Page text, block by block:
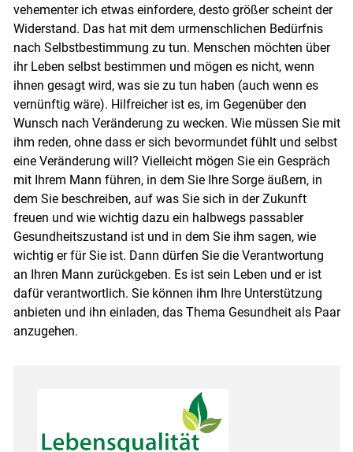
vehementer ich etwas einfordere, desto größer scheint der
Widerstand. Das hat mit dem urmenschlichen Bedürfnis
nach Selbstbestimmung zu tun. Menschen möchten über
ihr Leben selbst bestimmen und mögen es nicht, wenn
ihnen gesagt wird, was sie zu tun haben (auch wenn es
vernünftig wäre). Hilfreicher ist es, im Gegenüber den
Wunsch nach Veränderung zu wecken. Wie müssen Sie mit
ihm reden, ohne dass er sich bevormundet fühlt und selbst
eine Veränderung will? Vielleicht mögen Sie ein Gespräch
mit Ihrem Mann führen, in dem Sie Ihre Sorge äußern, in
dem Sie beschreiben, auf was Sie sich in der Zukunft
freuen und wie wichtig dazu ein halbwegs passabler
Gesundheitszustand ist und in dem Sie ihm sagen, wie
wichtig er für Sie ist. Dann dürfen Sie die Verantwortung
an Ihren Mann zurückgeben. Es ist sein Leben und er ist
dafür verantwortlich. Sie können ihm Ihre Unterstützung
anbieten und ihn einladen, das Thema Gesundheit als Paar
anzugehen.